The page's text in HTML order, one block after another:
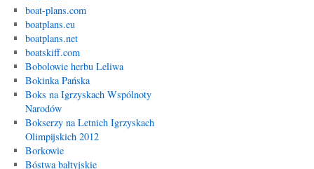
boat-plans.com
boatplans.eu
boatplans.net
boatskiff.com
Bobolowie herbu Leliwa
Bokinka Pańska
Boks na Igrzyskach Wspólnoty
Narodów
Bokserzy na Letnich Igrzyskach
Olimpijskich 2012
Borkowie
Bóstwa bałtyjskie